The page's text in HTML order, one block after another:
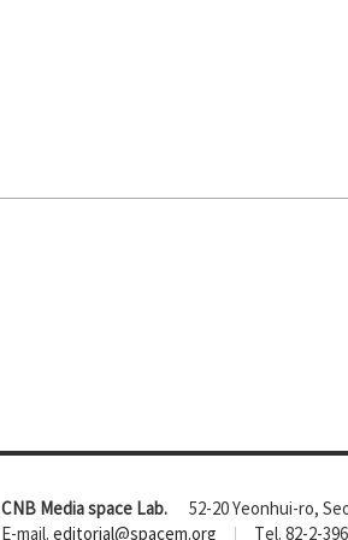
CNB Media space Lab.
52-20 Yeonhui-ro,
E-mail. editorial@spacem.org Tel. 82-2-